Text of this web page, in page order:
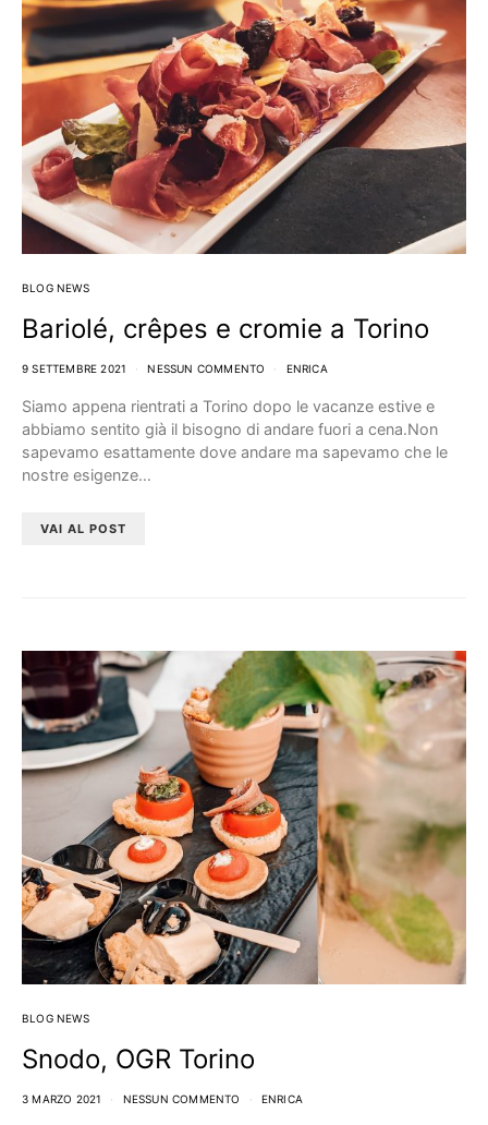
BLOG NEWS
Bariolé, crêpes e cromie a Torino
9 SETTEMBRE 2021 NESSUN COMMENTO ENRICA
Siamo appena rientrati a Torino dopo le vacanze estive e
abbiamo sentito già il bisogno di andare fuori a cena.Non
sapevamo esattamente dove andare ma sapevamo che le
nostre esigenze…
VAI AL POST
BLOG NEWS
Snodo, OGR Torino
3 MARZO 2021 NESSUN COMMENTO ENRICA